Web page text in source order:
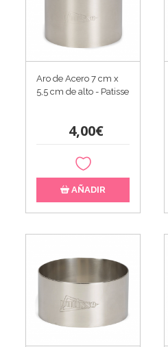
Aro de Acero 7 cm x
5,5 cm de alto - Patisse
4,00€
AÑADIR